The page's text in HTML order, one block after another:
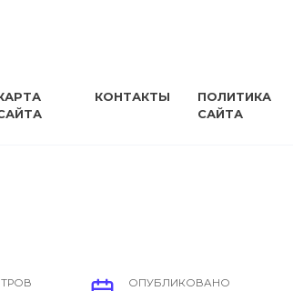
КОНТАКТЫ
ПОЛИТИКА
САЙТА
ОПУБЛИКОВАНО